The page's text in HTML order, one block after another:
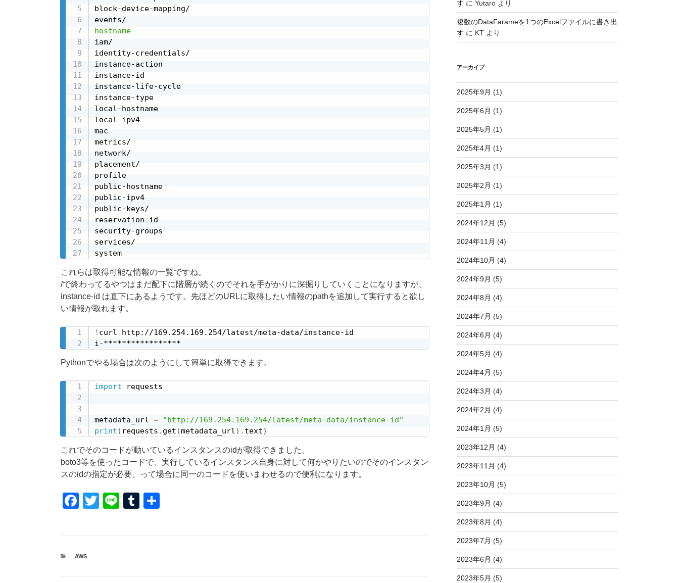
block-device-mapping/
hostname
iam/
identity-credentials/
instance-action
instance-id
instance-life-cycle
instance-type
local-hostname
local-ipv4
mac
metrics/
network/
placement/
profile
public-hostname
public-ipv4
public-keys/
reservation-id
security-groups
services/
system
これらは取得可能な情報の一覧ですね。
/で終わってるやつはまだ配下に階層が続くのでそれを手がかりに深掘りしていくことになりますが、
instance-id は直下にあるようです。先ほどのURLに取得したい情報のpathを追加して実行すると欲し
い情報が取れます。
! curl http://169.254.169.254/latest/meta-data/instance-id
i-*****************
Pythonでやる場合は次のようにして簡単に取得できます。
import requests
metadata_url =
"http://169.254.169.254/latest/meta-data/instance-id"
print ( requests . get (metadata_url) . text)
これでそのコードが動いているインスタンスのidが取得できました。
boto3等を使ったコードで、実行しているインスタンス自身に対して何かやりたいのでそのインスタン
スのidの指定が必要、って場合に同一のコードを使いまわせるので便利になります。
F
e
T
Li
T
カ
AWS
す に Yutaroより
複数のDataFarameを1つのExcelファイルに書き出
す に KTより
アーカイブ
2025年9月 (1)
2025年6月 (1)
2025年5月 (1)
2025年4月 (1)
2025年3月 (1)
2025年2月 (1)
2025年1月 (1)
2024年12月 (5)
2024年11月 (4)
2024年10月 (4)
2024年9月 (5)
2024年8月 (4)
2024年7月 (5)
2024年6月 (4)
2024年5月 (4)
2024年4月 (5)
2024年3月 (4)
2024年2月 (4)
2024年1月 (5)
2023年12月 (4)
2023年11月 (4)
2023年10月 (5)
2023年9月 (4)
2023年8月 (4)
2023年7月 (5)
2023年6月 (4)
2023年5月 (5)